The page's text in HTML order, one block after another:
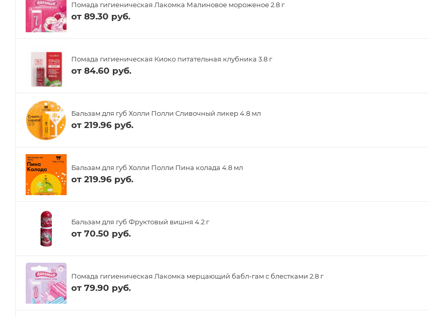
Помада гигиеническая Лакомка Малиновое мороженое 2.8 г
от 89.30 руб.
Помада гигиеническая Киоко питательная клубника 3.8 г
от 84.60 руб.
Бальзам для губ Холли Полли Сливочный ликер 4.8 мл
от 219.96 руб.
Бальзам для губ Холли Полли Пина колада 4.8 мл
от 219.96 руб.
Бальзам для губ Фруктовый вишня 4.2 г
от 70.50 руб.
Помада гигиеническая Лакомка мерцающий бабл-гам с блестками 2.8 г
от 79.90 руб.